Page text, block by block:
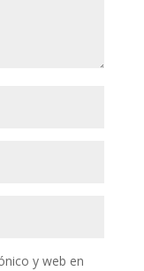
y web en